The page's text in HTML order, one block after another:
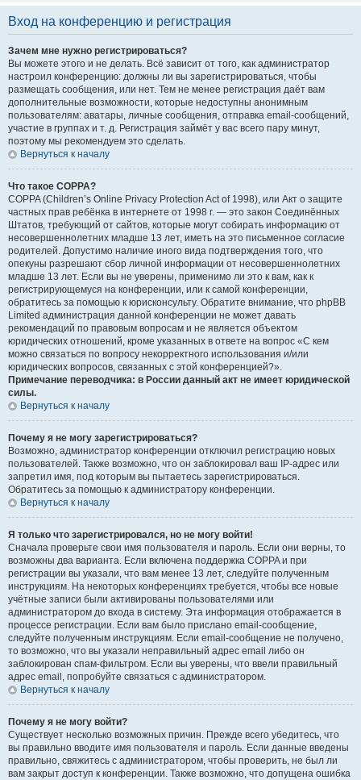
Вход на конференцию и регистрация
Зачем мне нужно регистрироваться?
Вы можете этого и не делать. Всё зависит от того, как администратор
настроил конференцию: должны ли вы зарегистрироваться, чтобы
размещать сообщения, или нет. Тем не менее регистрация даёт вам
дополнительные возможности, которые недоступны анонимным
пользователям: аватары, личные сообщения, отправка email-сообщений,
участие в группах и т. д. Регистрация займёт у вас всего пару минут,
поэтому мы рекомендуем это сделать.
Вернуться к началу
Что такое COPPA?
COPPA (Children’s Online Privacy Protection Act of 1998), или Акт о защите
частных прав ребёнка в интернете от 1998 г. — это закон Соединённых
Штатов, требующий от сайтов, которые могут собирать информацию от
несовершеннолетних младше 13 лет, иметь на это письменное согласие
родителей. Допустимо наличие иного вида подтверждения того, что
опекуны разрешают сбор личной информации от несовершеннолетних
младше 13 лет. Если вы не уверены, применимо ли это к вам, как к
регистрирующемуся на конференции, или к самой конференции,
обратитесь за помощью к юрисконсульту. Обратите внимание, что phpBB
Limited администрация данной конференции не может давать
рекомендаций по правовым вопросам и не является объектом
юридических отношений, кроме указанных в ответе на вопрос «С кем
можно связаться по вопросу некорректного использования и/или
юридических вопросов, связанных с этой конференцией?».
Примечание переводчика: в России данный акт не имеет юридической
силы.
Вернуться к началу
Почему я не могу зарегистрироваться?
Возможно, администратор конференции отключил регистрацию новых
пользователей. Также возможно, что он заблокировал ваш IP-адрес или
запретил имя, под которым вы пытаетесь зарегистрироваться.
Обратитесь за помощью к администратору конференции.
Вернуться к началу
Я только что зарегистрировался, но не могу войти!
Сначала проверьте свои имя пользователя и пароль. Если они верны, то
возможны два варианта. Если включена поддержка COPPA и при
регистрации вы указали, что вам менее 13 лет, следуйте полученным
инструкциям. На некоторых конференциях требуется, чтобы все новые
учётные записи были активированы пользователями или
администратором до входа в систему. Эта информация отображается в
процессе регистрации. Если вам было прислано email-сообщение,
следуйте полученным инструкциям. Если email-сообщение не получено,
то возможно, что вы указали неправильный адрес email либо он
заблокирован спам-фильтром. Если вы уверены, что ввели правильный
адрес email, попробуйте связаться с администратором.
Вернуться к началу
Почему я не могу войти?
Существует несколько возможных причин. Прежде всего убедитесь, что
вы правильно вводите имя пользователя и пароль. Если данные введены
правильно, свяжитесь с администратором, чтобы проверить, не был ли
вам закрыт доступ к конференции. Также возможно, что допущена ошибка